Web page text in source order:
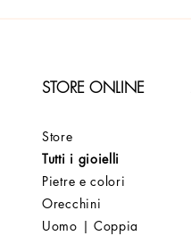
STORE ONLINE
Store
Tutti i gioielli
Pietre e colori
Orecchini
Uomo | Coppia